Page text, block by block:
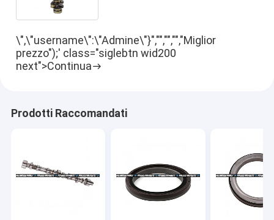
\",\"username\":\"Admine\"}","","","","Miglior
prezzo");' class="siglebtn wid200
next">Continua
Prodotti Raccomandati